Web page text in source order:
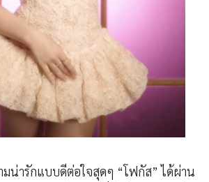
มน่ารักแบบดีต่อใจสุดๆ “โฟกัส” ได้ผ่าน